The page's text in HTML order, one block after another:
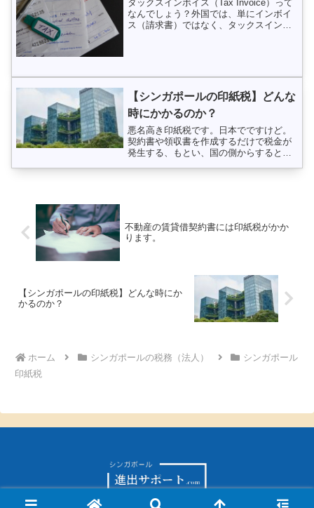
タックスインボイス（Tax Invoice）って
なんでしょう？外国では、単にインボイ
ス（請求書）ではなく、タックスインボ
【シンガポールの印紙税】どんな
時にかかるのか？
悪名高き印紙税です。日本でですけど。
契約書や領収書を作成するだけで税金が
発生する、もとい、国の側からすると、
不動産の賃貸借契約書には印紙税がかか
ります。
【シンガポールの印紙税】どんな時にか
かるのか？
ホーム シンガポールの税務（法人）
シンガポール
印紙税